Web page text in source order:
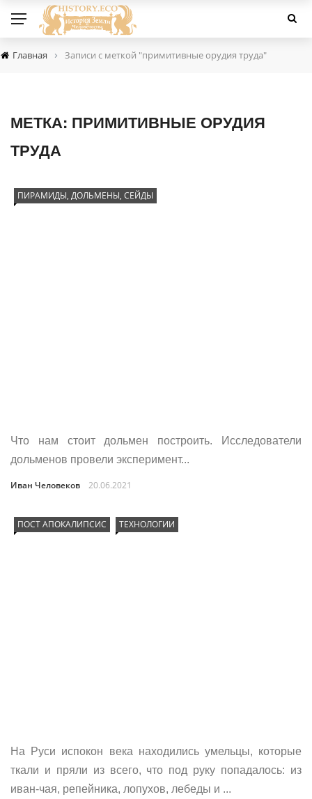
Главная › Записи с меткой "примитивные орудия труда"
МЕТКА: ПРИМИТИВНЫЕ ОРУДИЯ
ТРУДА
ПИРАМИДЫ, ДОЛЬМЕНЫ, СЕЙДЫ
Что нам стоит дольмен построить. Исследователи
дольменов провели эксперимент...
Иван Человеков 20.06.2021
ПОСТ АПОКАЛИПСИС ТЕХНОЛОГИИ
На Руси испокон века находились умельцы, которые
ткали и пряли из всего, что под руку попадалось: из
иван-чая, репейника, лопухов, лебеды и ...